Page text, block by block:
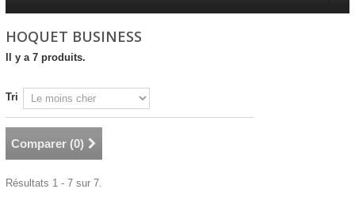
HOQUET BUSINESS
Il y a 7 produits.
Tri
Comparer (0)
Résultats 1 - 7 sur 7.